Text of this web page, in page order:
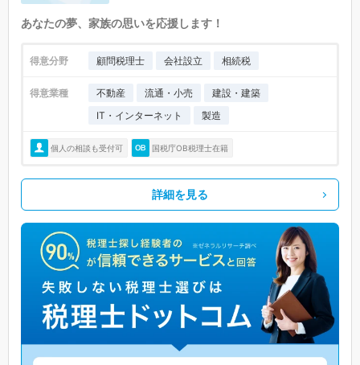
あなたの夢、家族の思いを応援します！
得意分野 顧問税理士 会社設立 相続税
得意業種 不動産 流通・小売
建設・建築
IT・インターネット
製造
個人の相談も受付可 国税庁OB税理士在籍
詳細を見る